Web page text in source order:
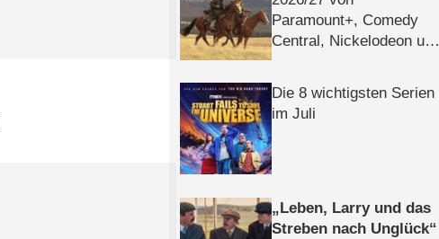
Paramount+, Comedy
Central, Nickelodeon und
Die 8 wichtigsten Serien
im Juli
Leben, Larry und das
Streben nach Unglück